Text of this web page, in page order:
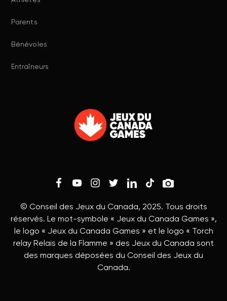
Parents
Bénévoles
Entraîneurs
© Conseil des Jeux du Canada, 2025. Tous droits
réservés. Le mot-symbole « Jeux du Canada Games »,
le logo « Jeux du Canada Games » et le logo « Torch
relay Relais de la Flamme » des Jeux du Canada sont
des marques déposées du Conseil des Jeux du
Canada.